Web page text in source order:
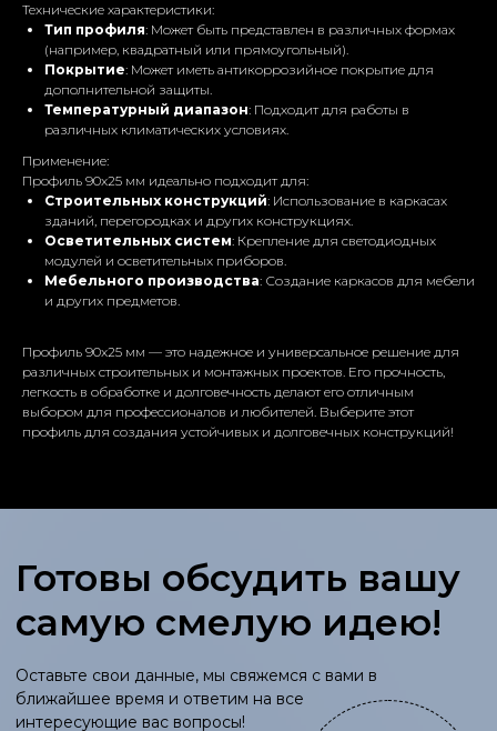
Технические характеристики:
Тип профиля: Может быть представлен в различных формах
(например, квадратный или прямоугольный).
Покрытие: Может иметь антикоррозийное покрытие для
дополнительной защиты.
Температурный диапазон: Подходит для работы в
различных климатических условиях.
Применение:
Профиль 90x25 мм идеально подходит для:
Строительных конструкций: Использование в каркасах
зданий, перегородках и других конструкциях.
Осветительных систем: Крепление для светодиодных
модулей и осветительных приборов.
Мебельного производства: Создание каркасов для мебели
и других предметов.
Профиль 90x25 мм — это надежное и универсальное решение для
различных строительных и монтажных проектов. Его прочность,
легкость в обработке и долговечность делают его отличным
выбором для профессионалов и любителей. Выберите этот
профиль для создания устойчивых и долговечных конструкций!
Проект любой
сложности
Готовы обсудить вашу
самую смелую идею!
Оставьте свои данные, мы свяжемся с вами в
ближайшее время и ответим на все
интересующие вас вопросы!
Отправить
Заполните данные,
мы свяжемся с вами